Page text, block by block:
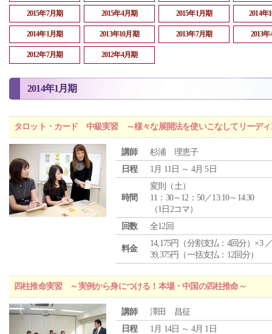
2015年7月期 2015年4月期 2015年1月期 2014年
2014年1月期 2013年10月期 2013年7月期 2013
2012年7月期 2012年4月期
2014年1月期
タロット・カード 中級実習 ～様々な展開法を使いこなしてリーディ
講師
杉浦 理恵子
日程
1月 11日 ～ 4月 5日
時間
変則（土）
11：30～12：50／13:10～14:30
（1日2コマ）
回数
全12回
料金
14,175円（分割支払：4回分）×3
39,375円（一括支払：12回分）
四柱推命実習 ～実例から身につける！本場・中国の四柱推命～
講師
澤田 昌征
日程
1月 14日 ～ 4月 1日